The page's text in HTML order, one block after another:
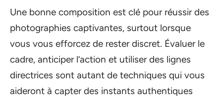
Une bonne composition est clé pour réussir des
photographies captivantes, surtout lorsque
vous vous efforcez de rester discret. Évaluer le
cadre, anticiper l’action et utiliser des lignes
directrices sont autant de techniques qui vous
aideront à capter des instants authentiques